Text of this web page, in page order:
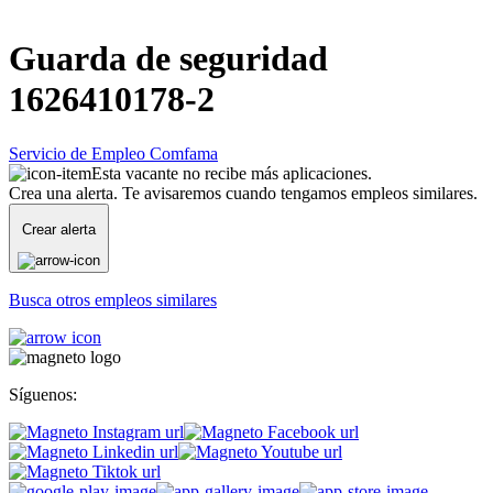
Guarda de seguridad
1626410178-2
Servicio de Empleo Comfama
Esta vacante no recibe más aplicaciones.
Crea una alerta. Te avisaremos cuando tengamos empleos similares.
Crear alerta
Busca otros empleos similares
Síguenos: